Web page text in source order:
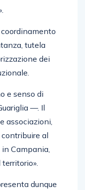
tutela
dei
e senso di
—. Il
associazioni,
al
Campania,
dunque